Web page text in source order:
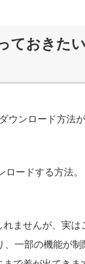
ておきた
ウンロード方法
ードする方法
ませんが、実
一部の機能が